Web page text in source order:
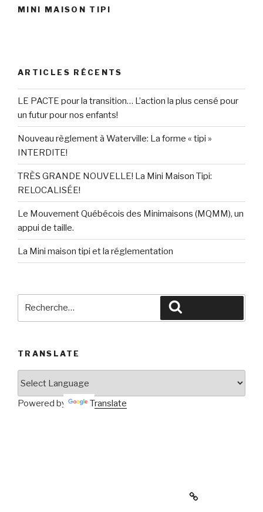
MINI MAISON TIPI
ARTICLES RÉCENTS
LE PACTE pour la transition… L’action la plus censé pour
un futur pour nos enfants!
Nouveau règlement à Waterville: La forme « tipi »
INTERDITE!
TRÈS GRANDE NOUVELLE! La Mini Maison Tipi:
RELOCALISÉE!
Le Mouvement Québécois des Minimaisons (MQMM), un
appui de taille.
La Mini maison tipi et la réglementation
TRANSLATE
Powered by Translate
CHANCE de vous y intéresser!